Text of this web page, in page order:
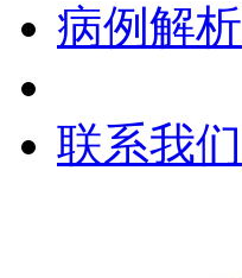
病例解析
联系我们